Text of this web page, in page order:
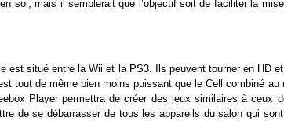
soi, mais il semblerait que l’objectif soit de faciliter la
est situé entre la Wii et la PS3. Ils peuvent tourner en HD
tout de même bien moins puissant que le Cell combiné au
Player permettra de créer des jeux similaires à ceux
de se débarrasser de tous les appareils du salon qui